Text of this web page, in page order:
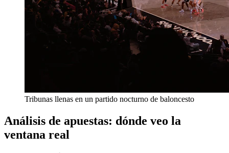
Tribunas llenas en un partido nocturno de baloncesto
Análisis de apuestas: dónde veo la
ventana real